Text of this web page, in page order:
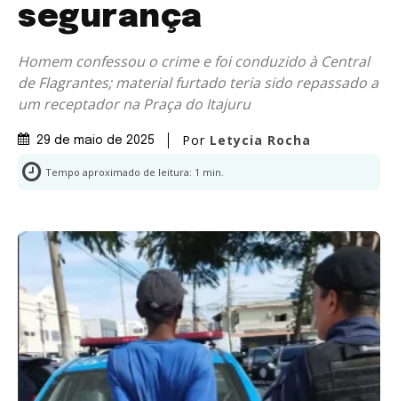
segurança
Homem confessou o crime e foi conduzido à Central
de Flagrantes; material furtado teria sido repassado a
um receptador na Praça do Itajuru
29 de maio de 2025 Por Letycia Rocha
Tempo aproximado de leitura: 1 min.